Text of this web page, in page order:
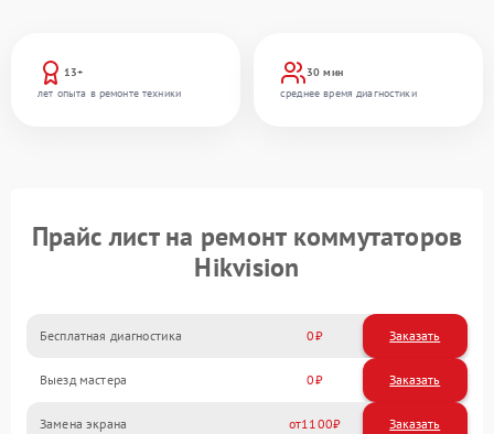
13+
лет опыта в ремонте техники
30 мин
среднее время диагностики
Прайс лист на ремонт коммутаторов
Hikvision
Бесплатная диагностика 0 Заказать
Выезд мастера 0 Заказать
Замена экрана 1100